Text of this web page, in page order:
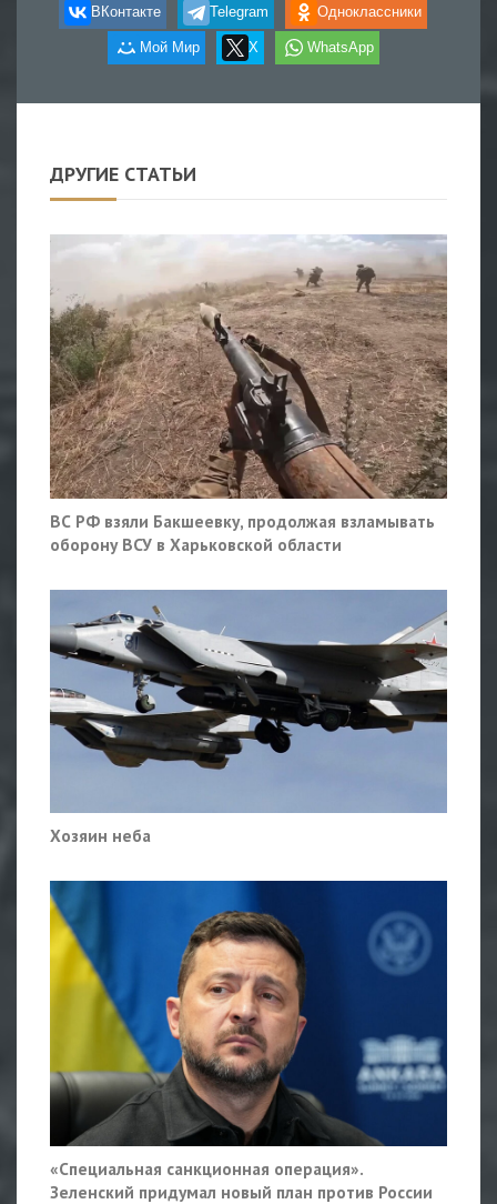
ВКонтакте Telegram Одноклассники
Мой Мир X WhatsApp
ДРУГИЕ СТАТЬИ
ВС РФ взяли Бакшеевку, продолжая взламывать
оборону ВСУ в Харьковской области
Хозяин неба
«Специальная санкционная операция».
Зеленский придумал новый план против России